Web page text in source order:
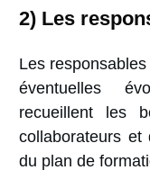
2) Les
Les
éventuelles
recueillent les
collaborateurs et
du plan de